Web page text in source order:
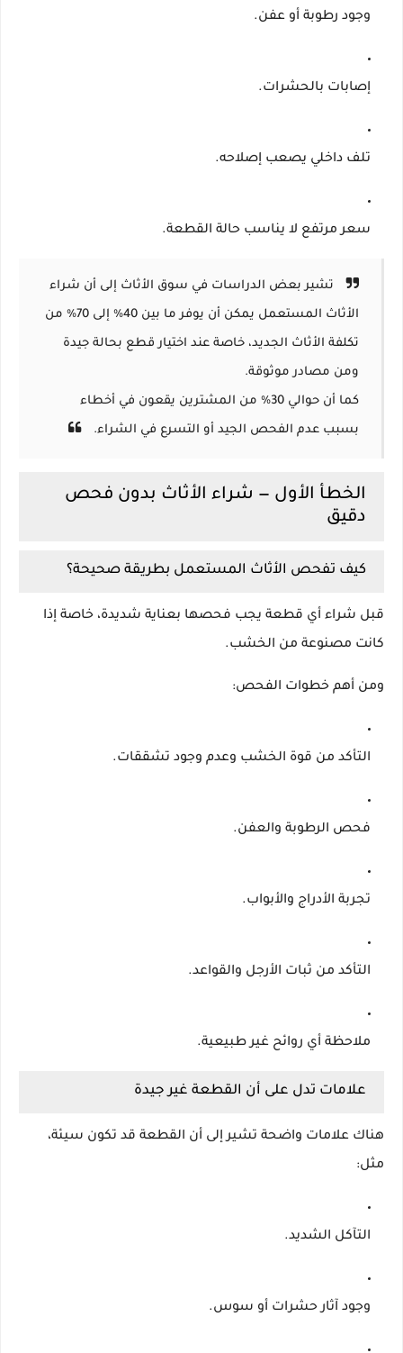
وجود رطوبة أو عفن.
إصابات بالحشرات.
تلف داخلي يصعب إصلاحه.
سعر مرتفع لا يناسب حالة القطعة.
تشير بعض الدراسات في سوق الأثاث إلى أن شراء
الأثاث المستعمل يمكن أن يوفر ما بين 40% إلى 70% من
تكلفة الأثاث الجديد، خاصة عند اختيار قطع بحالة جيدة
ومن مصادر موثوقة.
كما أن حوالي 30% من المشترين يقعون في أخطاء
بسبب عدم الفحص الجيد أو التسرع في الشراء.
الخطأ الأول — شراء الأثاث بدون فحص
دقيق
كيف تفحص الأثاث المستعمل بطريقة صحيحة؟
قبل شراء أي قطعة يجب فحصها بعناية شديدة، خاصة إذا
كانت مصنوعة من الخشب.
ومن أهم خطوات الفحص:
التأكد من قوة الخشب وعدم وجود تشققات.
فحص الرطوبة والعفن.
تجربة الأدراج والأبواب.
التأكد من ثبات الأرجل والقواعد.
ملاحظة أي روائح غير طبيعية.
علامات تدل على أن القطعة غير جيدة
هناك علامات واضحة تشير إلى أن القطعة قد تكون سيئة،
مثل:
التآكل الشديد.
وجود آثار حشرات أو سوس.